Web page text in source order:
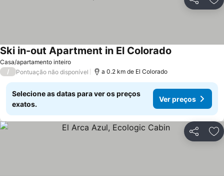
Partilhar
Casa/apartamento inteiro
Ski in-out Apartment in El Colorado
/ Pontuação não disponível a 0.2 km de El Colorado
Selecione as datas para ver os preços
exatos.
Ver preços
Partilhar